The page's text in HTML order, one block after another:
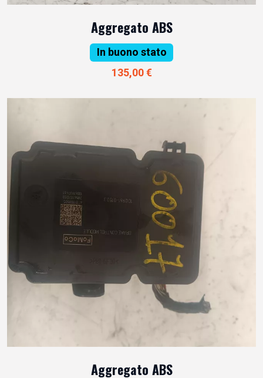
Aggregato ABS
In buono stato
135,00 €
Aggregato ABS